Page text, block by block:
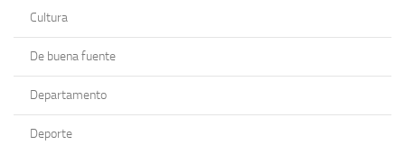
Cultura
De buena fuente
Departamento
Deporte